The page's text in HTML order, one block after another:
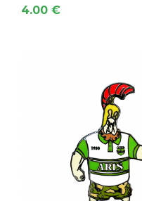
4.00 €